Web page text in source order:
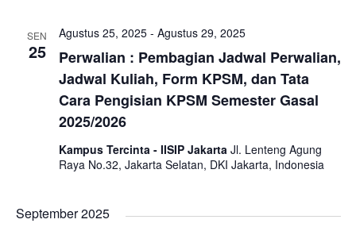
n
n
t
S
e
t
w
SEN
25
Perwalian : Pembagian Jadwal Perwalian,
Jadwal Kuliah, Form KPSM, dan Tata
Cara Pengisian KPSM Semester Gasal
2025/2026
Agustus 25, 2025- Agustus 29, 2025
Kampus Tercinta - IISIP Jakarta Jl. Lenteng Agung
Raya No.32, Jakarta Selatan, DKI Jakarta, Indonesia
September 2025